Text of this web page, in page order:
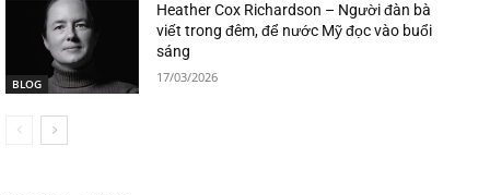
BLOG
Heather Cox Richardson – Người đàn bà
viết trong đêm, để nước Mỹ đọc vào buổi
sáng
17/03/2026